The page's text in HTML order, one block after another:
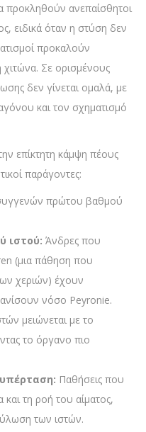
προκληθούν ανεπαίσθητοι
ειδικά όταν η στύση δεν
προκαλούν
χιτώνα. Σε ορισμένους
δεν γίνεται ομαλά, με
και τον σχηματισμό
επίκτητη κάμψη πέους
παράγοντες:
πρώτου βαθμού
ιστού: Άνδρες που
(μια πάθηση που
χεριών) έχουν
νόσο Peyronie.
μειώνεται με το
το όργανο πιο
Παθήσεις που
και τη ροή του αίματος,
των ιστών.